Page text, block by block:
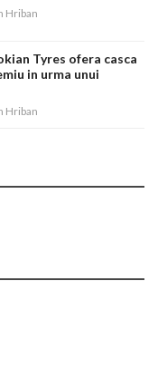
Hriban
Tyres ofera casca
in urma unui
Hriban